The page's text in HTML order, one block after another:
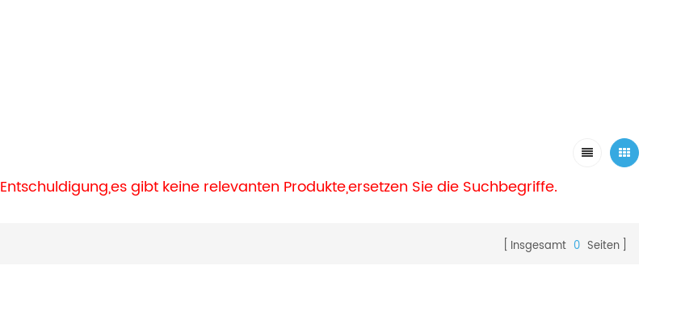
Entschuldigung,es gibt keine relevanten Produkte,ersetzen Sie die Suchbegriffe.
Insgesamt 0 Seiten